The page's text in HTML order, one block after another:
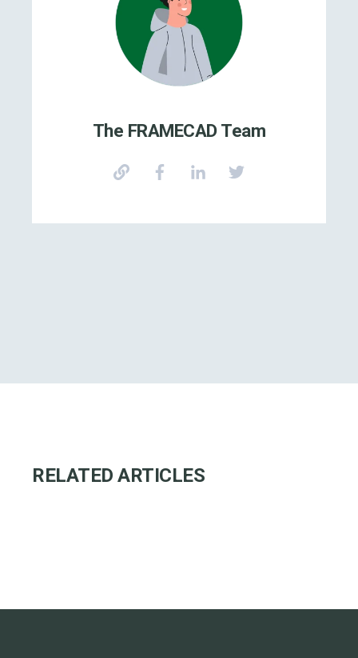
The FRAMECAD Team
RELATED ARTICLES